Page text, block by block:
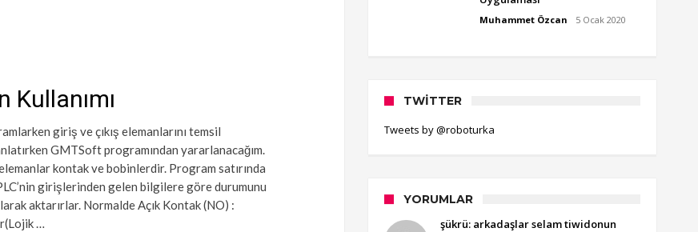
giriş ve çıkış elemanlarını temsil
GMTSoft programından yararlanacağım.
kontak ve bobinlerdir. Program satırında
girişlerinden gelen bilgilere göre durumunu
aktarırlar. Normalde Açık Kontak (NO) :
…
Muhammet Özcan 5 Ocak 2020
TWITTER
Tweets by @roboturka
YORUMLAR
şükrü: arkadaşlar selam tiwidonun